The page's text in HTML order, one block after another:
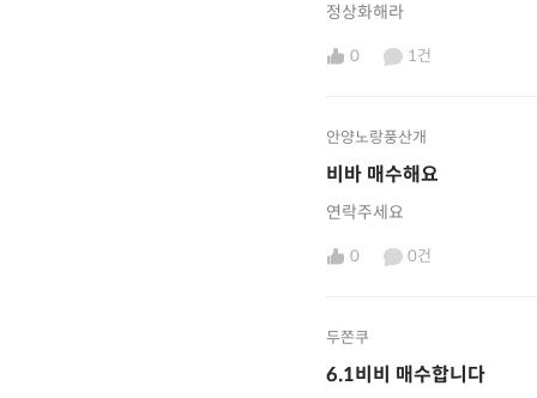
정상화해라
0 1건
안양노랑풍산개
비바 매수해요
연락주세요
0 0건
두쫀쿠
6.1비비 매수합니다